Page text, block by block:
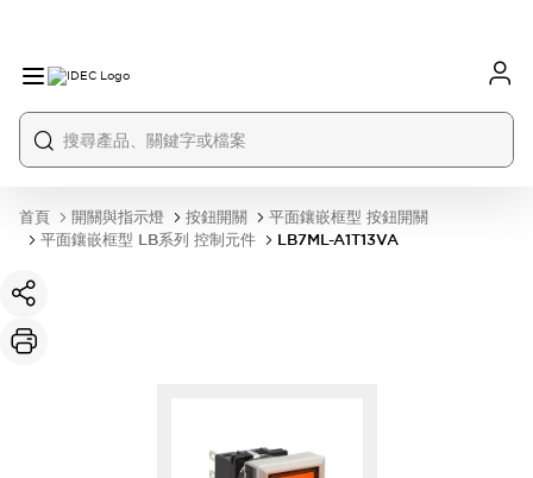
首頁 開關與指示燈 按鈕開關
平面鑲嵌框型 按鈕開關
平面鑲嵌框型 LB系列 控制元件
LB7ML-A1T13VA